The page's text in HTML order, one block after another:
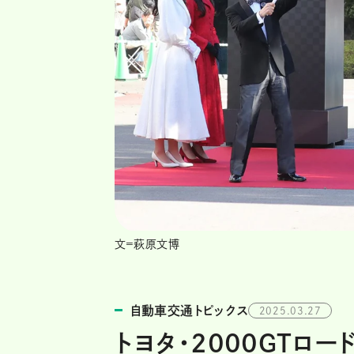
文=萩原文博
自動車交通トピックス 2025.03.27
トヨタ・2000GTロ